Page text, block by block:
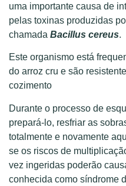
uma importante causa de
pelas toxinas produzidas
chamada Bacillus cereus.
Este organismo está
do arroz cru e são
cozimento
Durante o processo de
prepará-lo, resfriar as
totalmente e novamente
se os riscos de
vez ingeridas poderão
conhecida como síndrome